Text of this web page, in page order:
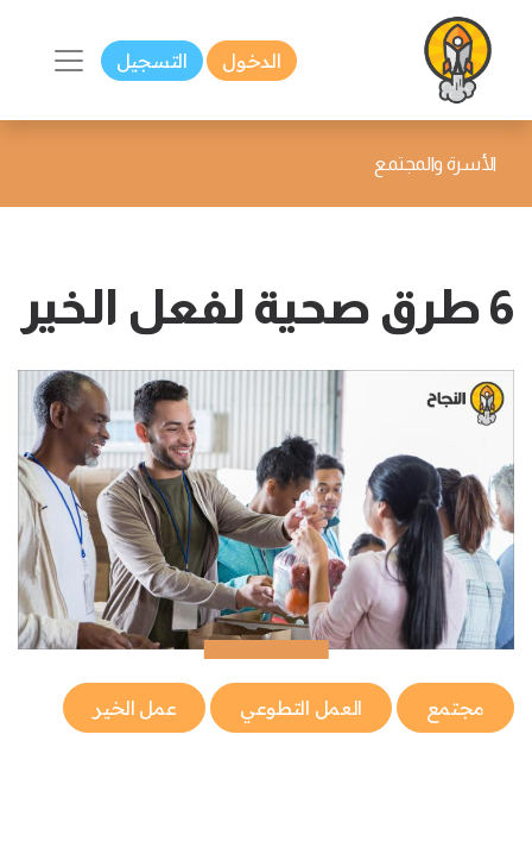
الدخول التسجيل
الأسرة والمجتمع
6 طرق صحية لفعل الخير
مجتمع العمل التطوعي عمل الخير